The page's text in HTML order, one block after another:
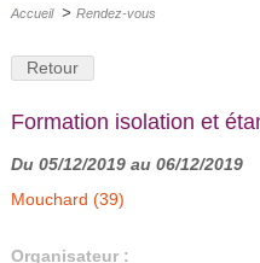
Accueil > Rendez-vous
Retour
Formation isolation et
Du 05/12/2019 au 06/12/2019
Mouchard (39)
Organisateur :